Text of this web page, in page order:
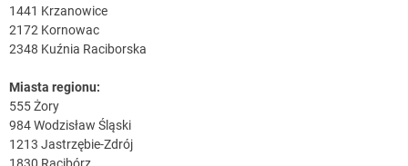
1441 Krzanowice
2172 Kornowac
2348 Kuźnia Raciborska
Miasta regionu:
555 Żory
984 Wodzisław Śląski
1213 Jastrzębie-Zdrój
1830 Racibórz